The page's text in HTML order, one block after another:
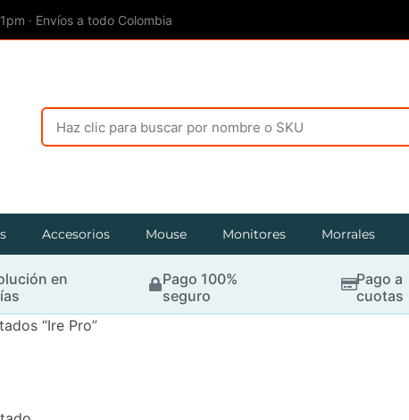
· Envíos a todo Colombia
Accesorios Mouse Monitores Morrales
en
Pago 100%
seguro
Pago a
cuotas
“Ire Pro”